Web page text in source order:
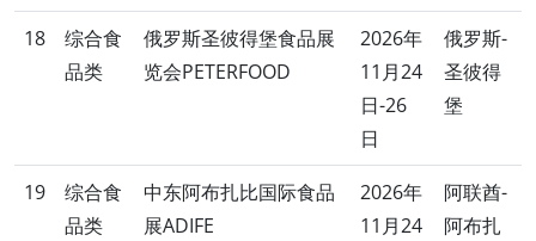
18
综合食
品类
俄罗斯圣彼得堡食品展
览会PETERFOOD
2026年
11月24
日-26
日
俄罗斯-
圣彼得
堡
19
综合食
品类
中东阿布扎比国际食品
展ADIFE
2026年
11月24
阿联酋-
阿布扎